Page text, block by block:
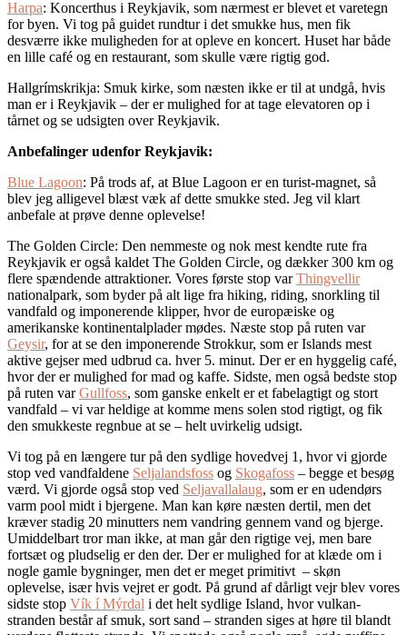
Harpa: Koncerthus i Reykjavik, som nærmest er blevet et varetegn
for byen. Vi tog på guidet rundtur i det smukke hus, men fik
desværre ikke muligheden for at opleve en koncert. Huset har både
en lille café og en restaurant, som skulle være rigtig god.
Hallgrímskrikja: Smuk kirke, som næsten ikke er til at undgå, hvis
man er i Reykjavik – der er mulighed for at tage elevatoren op i
tårnet og se udsigten over Reykjavik.
Anbefalinger udenfor Reykjavik:
Blue Lagoon: På trods af, at Blue Lagoon er en turist-magnet, så
blev jeg alligevel blæst væk af dette smukke sted. Jeg vil klart
anbefale at prøve denne oplevelse!
The Golden Circle: Den nemmeste og nok mest kendte rute fra
Reykjavik er også kaldet The Golden Circle, og dækker 300 km og
flere spændende attraktioner. Vores første stop varThingvellir
nationalpark, som byder på alt lige fra hiking, riding, snorkling til
vandfald og imponerende klipper, hvor de europæiske og
amerikanske kontinentalplader mødes. Næste stop på ruten var
Geysir, for at se den imponerende Strokkur, som er Islands mest
aktive gejser med udbrud ca. hver 5. minut. Der er en hyggelig café,
hvor der er mulighed for mad og kaffe. Sidste, men også bedste stop
på ruten varGullfoss, som ganske enkelt er et fabelagtigt og stort
vandfald – vi var heldige at komme mens solen stod rigtigt, og fik
den smukkeste regnbue at se – helt uvirkelig udsigt.
Vi tog på en længere tur på den sydlige hovedvej 1, hvor vi gjorde
stop ved vandfaldene Seljalandsfoss og Skogafoss – begge et besøg
værd. Vi gjorde også stop ved Seljavallalaug, som er en udendørs
varm pool midt i bjergene. Man kan køre næsten dertil, men det
kræver stadig 20 minutters nem vandring gennem vand og bjerge.
Umiddelbart tror man ikke, at man går den rigtige vej, men bare
fortsæt og pludselig er den der. Der er mulighed for at klæde om i
nogle gamle bygninger, men det er meget primitivt – skøn
oplevelse, især hvis vejret er godt. På grund af dårligt vejr blev vores
sidste stop Vík í Mýrdal i det helt sydlige Island, hvor vulkan-
stranden består af smuk, sort sand – stranden siges at høre til blandt